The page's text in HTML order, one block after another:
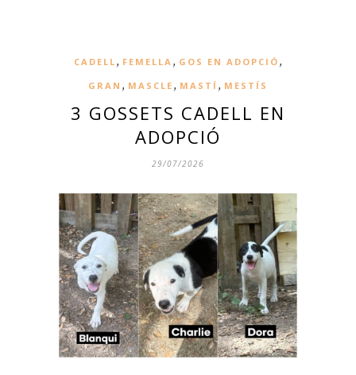
CADELL , FEMELLA , GOS EN ADOPCIÓ ,
GRAN , MASCLE , MASTÍ , MESTÍS
3 GOSSETS CADELL EN
ADOPCIÓ
29/07/2026